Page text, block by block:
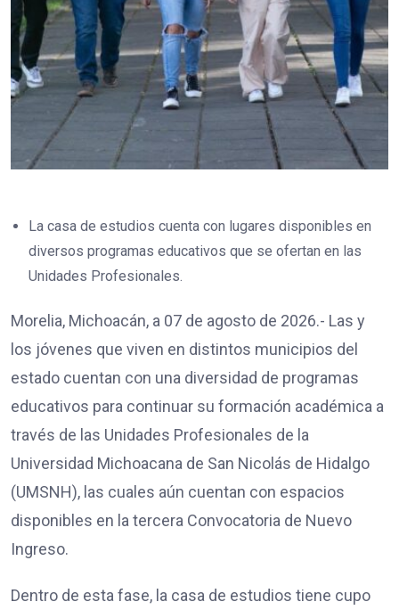
La casa de estudios cuenta con lugares disponibles en
diversos programas educativos que se ofertan en las
Unidades Profesionales.
Morelia, Michoacán, a 07 de agosto de 2026.- Las y
los jóvenes que viven en distintos municipios del
estado cuentan con una diversidad de programas
educativos para continuar su formación académica a
través de las Unidades Profesionales de la
Universidad Michoacana de San Nicolás de Hidalgo
(UMSNH), las cuales aún cuentan con espacios
disponibles en la tercera Convocatoria de Nuevo
Ingreso.
Dentro de esta fase, la casa de estudios tiene cupo